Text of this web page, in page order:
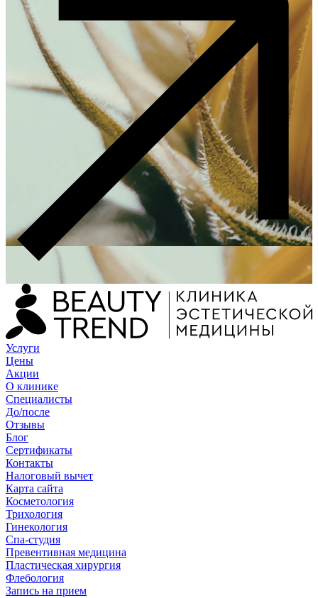
Услуги
Цены
Акции
О клинике
Специалисты
До/после
Отзывы
Блог
Сертификаты
Контакты
Налоговый вычет
Карта сайта
Косметология
Трихология
Гинекология
Спа-студия
Превентивная медицина
Пластическая хирургия
Флебология
Запись на прием